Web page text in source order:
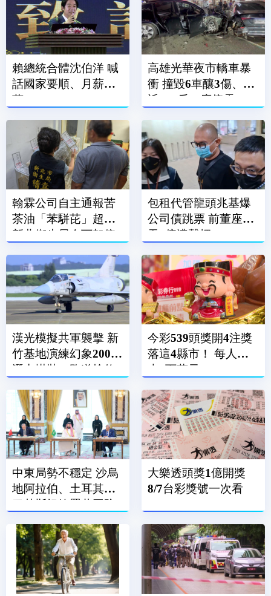
賴總統合體沈伯洋 喊
話國家要順、月薪破3
萬
高雄光華夜市轎車暴
衝 撞毀6車釀3傷、附
近600戶一度停電
翰霖公司自主通報苦
茶油「苯駢芘」超標
新北衛生局令下架停
包租代管龍頭兆基爆
公司債跳票 前董座涉
吞7億遭聲押
漢光模擬共軍襲擊 新
竹基地演練幻象2000
潛力掛裝、跑道搶修
今彩539頭獎開4注獎
落這4縣市！ 每人抱
走6百萬元
中東局勢不穩定 沙烏
地阿拉伯、土耳其、
巴基斯坦簽署共同防
大樂透頭獎1億開獎
8/7台彩獎號一次看